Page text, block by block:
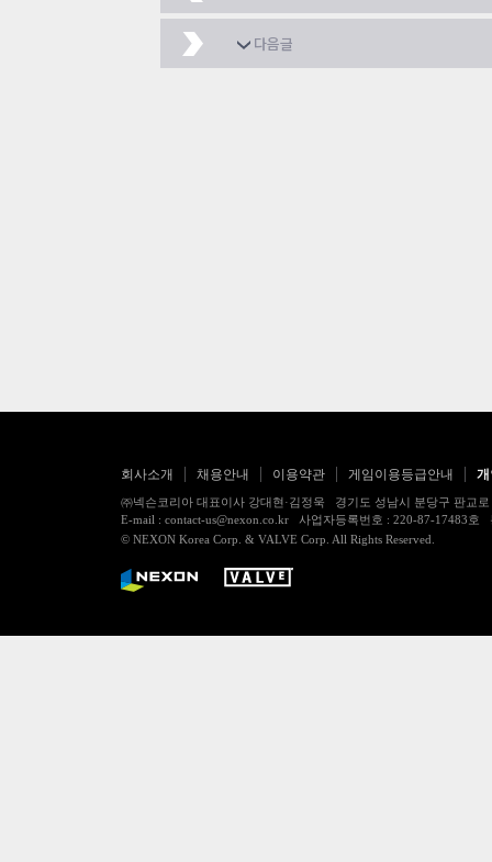
블랙 래빗 미라주 매런
다음글
회사소개 채용안내 이용약관 게임이용등급안내
㈜넥슨코리아 대표이사 강대현·김정욱 경기도 성남시 분당구 판교
E-mail : contact-us@nexon.co.kr 사업자등록번호 : 220-87-17483
© NEXON Korea Corp. & VALVE Corp. All Rights Reserved.